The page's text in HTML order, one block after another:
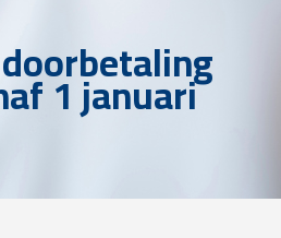
1 januari